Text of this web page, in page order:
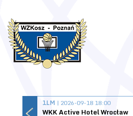
1LM | 2026-09-18 18:00
WKK Active Hotel Wrocław